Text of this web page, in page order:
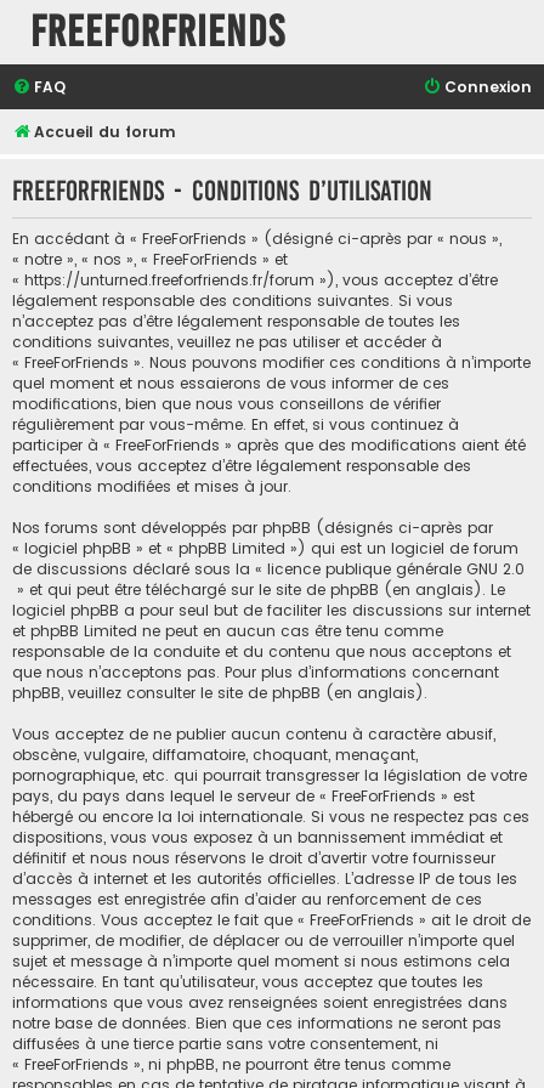
FreeForFriends
FAQ Connexion
Accueil du forum
FreeForFriends - Conditions d’utilisation
En accédant à « FreeForFriends » (désigné ci-après par « nous »,
« notre », « nos », « FreeForFriends » et
« https://unturned.freeforfriends.fr/forum »), vous acceptez d’être
légalement responsable des conditions suivantes. Si vous
n’acceptez pas d’être légalement responsable de toutes les
conditions suivantes, veuillez ne pas utiliser et accéder à
« FreeForFriends ». Nous pouvons modifier ces conditions à n’importe
quel moment et nous essaierons de vous informer de ces
modifications, bien que nous vous conseillons de vérifier
régulièrement par vous-même. En effet, si vous continuez à
participer à « FreeForFriends » après que des modifications aient été
effectuées, vous acceptez d’être légalement responsable des
conditions modifiées et mises à jour.
Nos forums sont développés par phpBB (désignés ci-après par
« logiciel phpBB » et « phpBB Limited ») qui est un logiciel de forum
de discussions déclaré sous la « licence publique générale GNU 2.0
» et qui peut être téléchargé sur le site de phpBB (en anglais). Le
logiciel phpBB a pour seul but de faciliter les discussions sur internet
et phpBB Limited ne peut en aucun cas être tenu comme
responsable de la conduite et du contenu que nous acceptons et
que nous n’acceptons pas. Pour plus d’informations concernant
phpBB, veuillez consulter le site de phpBB (en anglais).
Vous acceptez de ne publier aucun contenu à caractère abusif,
obscène, vulgaire, diffamatoire, choquant, menaçant,
pornographique, etc. qui pourrait transgresser la législation de votre
pays, du pays dans lequel le serveur de « FreeForFriends » est
hébergé ou encore la loi internationale. Si vous ne respectez pas ces
dispositions, vous vous exposez à un bannissement immédiat et
définitif et nous nous réservons le droit d’avertir votre fournisseur
d’accès à internet et les autorités officielles. L’adresse IP de tous les
messages est enregistrée afin d’aider au renforcement de ces
conditions. Vous acceptez le fait que « FreeForFriends » ait le droit de
supprimer, de modifier, de déplacer ou de verrouiller n’importe quel
sujet et message à n’importe quel moment si nous estimons cela
nécessaire. En tant qu’utilisateur, vous acceptez que toutes les
informations que vous avez renseignées soient enregistrées dans
notre base de données. Bien que ces informations ne seront pas
diffusées à une tierce partie sans votre consentement, ni
« FreeForFriends », ni phpBB, ne pourront être tenus comme